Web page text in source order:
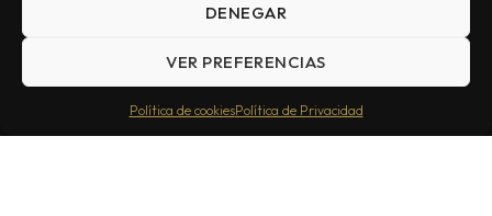
DENEGAR
VER PREFERENCIAS
Política de cookiesPolítica de Privacidad
Summa Inferno — Todos los Derechos Reservados © 2026